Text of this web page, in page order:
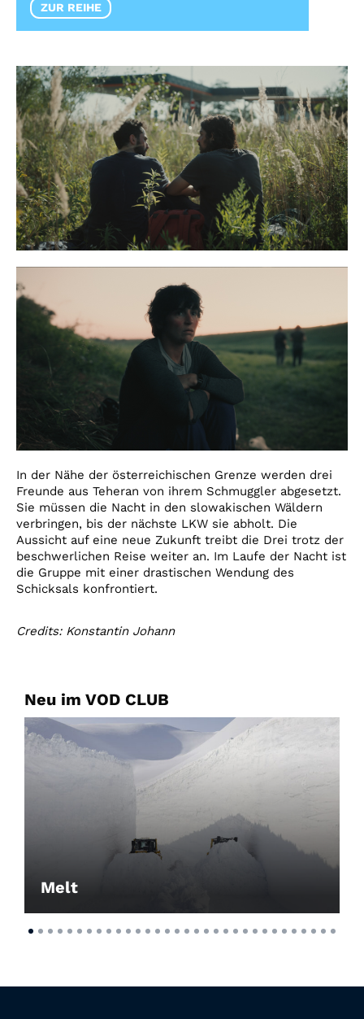
ZUR REIHE
In der Nähe der österreichischen Grenze werden drei
Freunde aus Teheran von ihrem Schmuggler abgesetzt.
Sie müssen die Nacht in den slowakischen Wäldern
verbringen, bis der nächste LKW sie abholt. Die
Aussicht auf eine neue Zukunft treibt die Drei trotz der
beschwerlichen Reise weiter an. Im Laufe der Nacht ist
die Gruppe mit einer drastischen Wendung des
Schicksals konfrontiert.
Credits: Konstantin Johann
Neu im VOD CLUB
Melt